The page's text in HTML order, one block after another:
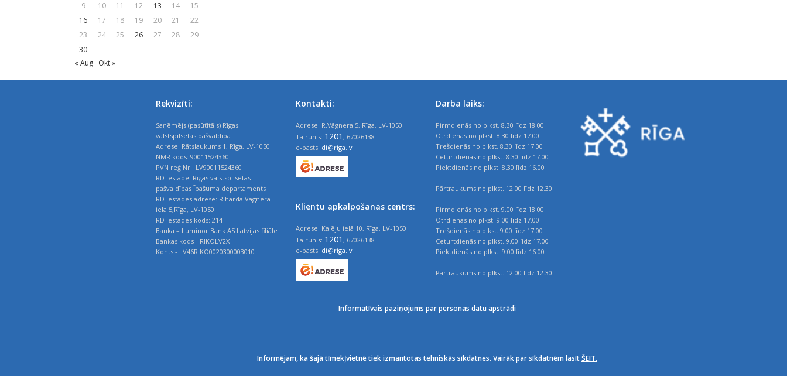
9
10 11 12 13 14
15
16
17 18 19 20 21
22
23
24 25 26 27 28
29
30
« Aug Okt »
Rekvizīti:
Saņēmējs (pasūtītājs) Rīgas
valstspilsētas pašvaldība
Adrese: Rātslaukums 1, Rīga, LV-1050
NMR kods: 90011524360
PVN reģ.Nr.: LV90011524360
RD iestāde: Rīgas valstspilsētas
pašvaldības Īpašuma departaments
RD iestādes adrese: Riharda Vāgnera
iela 5,Rīga, LV-1050
RD iestādes kods: 214
Banka – Luminor Bank AS Latvijas filiāle
Bankas kods - RIKOLV2X
Konts - LV46RIKO0020300003010
Kontakti:
Adrese: R.Vāgnera 5, Rīga, LV-1050
Tālrunis: 1201, 67026138
e-pasts: di@riga.lv
Klientu apkalpošanas centrs:
Adrese: Kalēju ielā 10, Rīga, LV-1050
Tālrunis: 1201, 67026138
e-pasts: di@riga.lv
Darba laiks:
Pirmdienās no plkst. 8.30 līdz 18.00
Otrdienās no plkst. 8.30 līdz 17.00
Trešdienās no plkst. 8.30 līdz 17.00
Ceturtdienās no plkst. 8.30 līdz 17.00
Piektdienās no plkst. 8.30 līdz 16.00
Pārtraukums no plkst. 12.00 līdz 12.30
Pirmdienās no plkst. 9.00 līdz 18.00
Otrdienās no plkst. 9.00 līdz 17.00
Trešdienās no plkst. 9.00 līdz 17.00
Ceturtdienās no plkst. 9.00 līdz 17.00
Piektdienās no plkst. 9.00 līdz 16.00
Pārtraukums no plkst. 12.00 līdz 12.30
Informatīvais paziņojums par personas datu apstrādi
Informējam, ka šajā tīmekļvietnē tiek izmantotas tehniskās sīkdatnes. Vairāk par sīkdatnēm lasītŠEIT.